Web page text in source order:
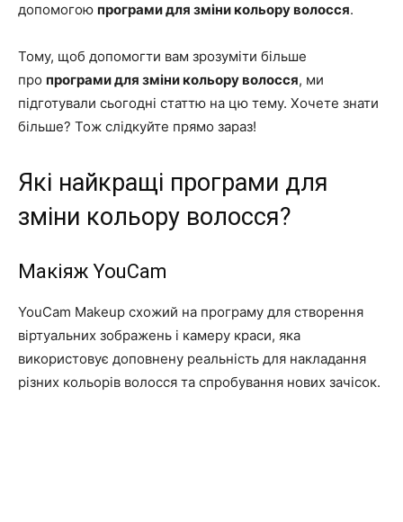
допомогою програми для зміни кольору волосся.
Тому, щоб допомогти вам зрозуміти більше
про програми для зміни кольору волосся, ми
підготували сьогодні статтю на цю тему. Хочете знати
більше? Тож слідкуйте прямо зараз!
Які найкращі програми для
зміни кольору волосся?
Макіяж YouCam
YouCam Makeup схожий на програму для створення
віртуальних зображень і камеру краси, яка
використовує доповнену реальність для накладання
різних кольорів волосся та спробування нових зачісок.